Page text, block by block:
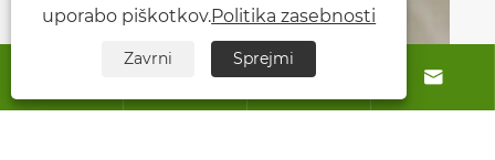
dušikova gnojila, ki vsebujejo kalcij, za
 
uporabo piškotkov.Politika zasebnosti
Zavrni Sprejmi